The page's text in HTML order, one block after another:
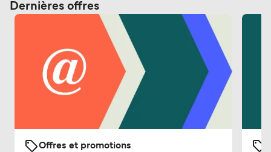
Dernières offres
Offres et promotions